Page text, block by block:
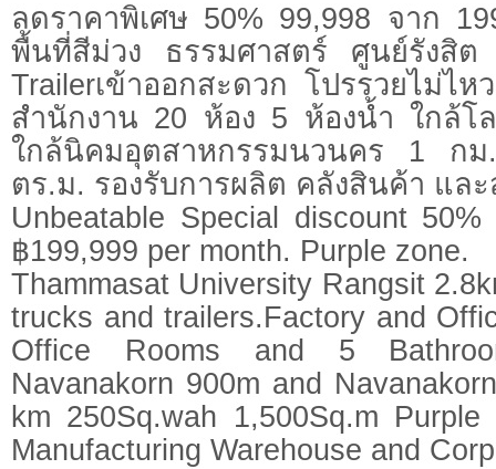
ลดราคาพิเศษ 50% 99,998 จาก
พื้นที่สีม่วง ธรรมศาสตร์ ศูนย์รังสิ
Trailerเข้าออกสะดวก โปรรวยไม่ไ
สำนักงาน 20 ห้อง 5 ห้องน้ำ ใกล้โ
ใกล้นิคมอุตสาหกรรมนวนคร 1 ก
ตร.ม. รองรับการผลิต คลังสินค้า แล
Unbeatable Special discount
฿199,999 per month. Purple zone.
Thammasat University Rangsit
trucks and trailers.Factory and
Office Rooms and 5
Navanakorn 900m and
km 250Sq.wah 1,500Sq.m
Manufacturing Warehouse and